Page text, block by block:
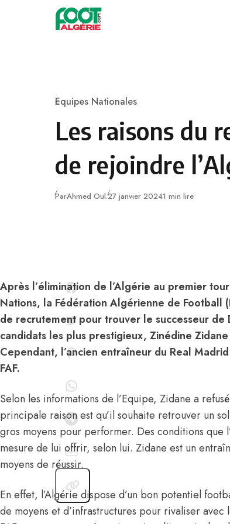
Skip to content
Category
Equipes Nationales
Les raisons du
de rejoindre
ParAhmed Oul.Publié
27 janvier 20241 min lire
Après l’élimination de l’Algérie au premier
Nations, la Fédération Algérienne de Football
de recrutement pour trouver le successeur de
candidats les plus prestigieux, Zinédine
Cependant, l’ancien entraîneur du Real
FAF.
Selon les informations de l’Equipe, Zidane a
principale raison est qu’il souhaite retrouver un
gros moyens pour performer. Des conditions que
mesure de lui offrir, selon lui. Zidane est un
moyens de réussir.
En effet, l’Algérie dispose d’un bon potentiel
de moyens et d’infrastructures pour rivaliser